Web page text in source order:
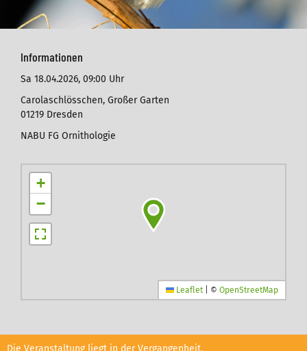
Informationen
Sa 18.04.2026, 09:00 Uhr
Carolaschlösschen, Großer Garten
01219 Dresden
NABU FG Ornithologie
+
−
Leaflet © OpenStreetMap